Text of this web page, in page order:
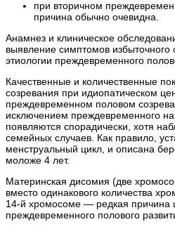
при вторичном
причина обычно очевидна.
Анамнез и клиническое
выявление симптомов избыточного
этиологии преждевременного
Качественные и количественные
созревания при идиопатическом
преждевременном половом
исключением преждевременного
появляются спорадически, хотя
семейных случаев. Как правило,
менструальный цикл, и описана
моложе 4 лет.
Материнская дисомия (две
вместо одинакового количества
14-й хромосоме — редкая причина
преждевременного полового